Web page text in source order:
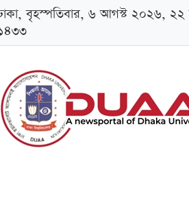
বৃহস্পতিবার, ৬ আগস্ট ২০২৬, ২২